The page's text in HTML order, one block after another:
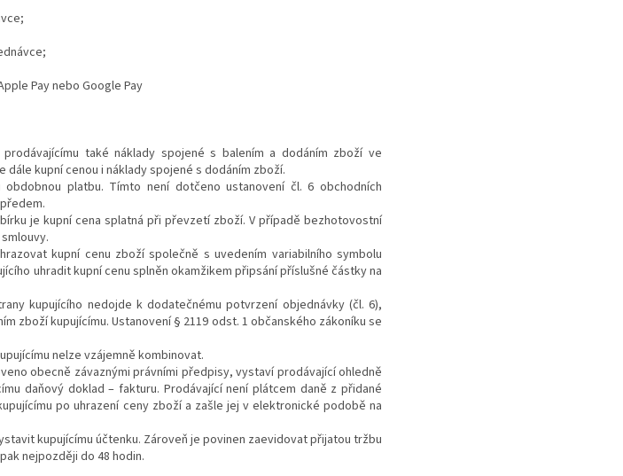
Pay nebo Google Pay
také náklady spojené s balením a dodáním zboží ve
kupní cenou i náklady spojené s dodáním zboží.
platbu. Tímto není dotčeno ustanovení čl.6 obchodních
je kupní cena splatná při převzetí zboží. V případě bezhotovostní
kupní cenu zboží společně s uvedením variabilního symbolu
uhradit kupní cenu splněn okamžikem připsání příslušné částky na
kupujícího nedojde k dodatečnému potvrzení objednávky (čl. 6),
zboží kupujícímu.Ustanovení § 2119 odst. 1 občanského zákoníku se
nelze vzájemně kombinovat.
obecně závaznými právními předpisy, vystaví prodávající ohledně
daňový doklad – fakturu. Prodávajícíneníplátcem daně z přidané
po uhrazení ceny zboží a zašle jej v elektronické podobě na
kupujícímu účtenku. Zároveň je povinen zaevidovat přijatou tržbu
nejpozději do 48 hodin.